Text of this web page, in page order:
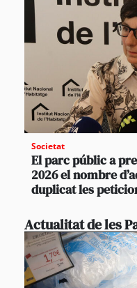
Societat
El parc públic a
2026 el nombre
duplicat les
Actualitat de les